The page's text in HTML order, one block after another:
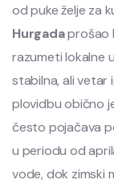
od puke želje za
Hurgadaprošao
razumeti lokalne
stabilna, ali vetar
plovidbu obično
često pojačava
u periodu od
vode, dok zimski